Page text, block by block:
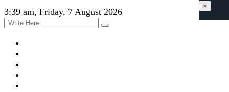
3:39 am, Friday, 7 August 2026
×